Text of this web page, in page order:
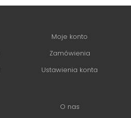
Moje konto
Zamówienia
Ustawienia konta
O nas